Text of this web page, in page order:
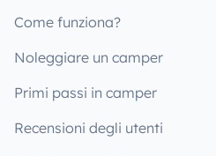
Come funziona?
Noleggiare un camper
Primi passi in camper
Recensioni degli utenti